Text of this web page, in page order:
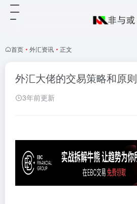
首页 • 外汇资讯 • 正文
外汇大佬的交易策略和原则
3年前更新